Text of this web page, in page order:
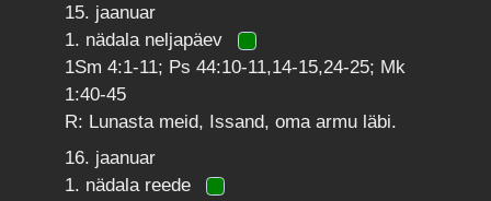
15. jaanuar
1. nädala neljapäev
1Sm 4:1-11; Ps 44:10-11,14-15,24-25; Mk
1:40-45
R: Lunasta meid, Issand, oma armu läbi.
16. jaanuar
1. nädala reede